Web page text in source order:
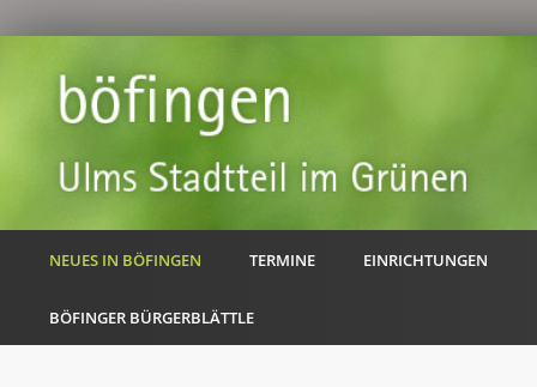
NEUES IN BÖFINGEN TERMINE EINRICHTUNGEN
BÖFINGER BÜRGERBLÄTTLE